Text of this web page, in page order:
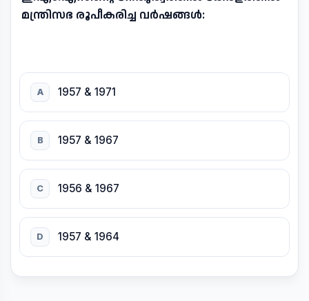
മന്ത്രിസഭ രൂപീകരിച്ച വർഷങ്ങൾ:
A 1957 & 1971
B 1957 & 1967
C 1956 & 1967
D 1957 & 1964